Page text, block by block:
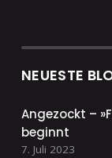
NEUESTE
Angezockt –
beginnt
7. Juli 2023